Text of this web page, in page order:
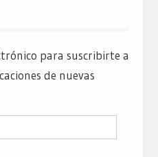
para suscribirte a
de nuevas